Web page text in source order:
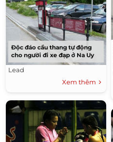
Độc đáo cầu thang tự động
cho người đi xe đạp ở Na Uy
Lead
Xem thêm